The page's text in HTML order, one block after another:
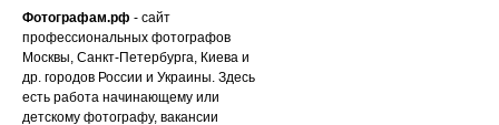
Фотографам.рф - сайт
профессиональных фотографов
Москвы, Санкт-Петербурга, Киева и
др. городов России и Украины. Здесь
есть работа начинающему или
детскому фотографу, вакансии